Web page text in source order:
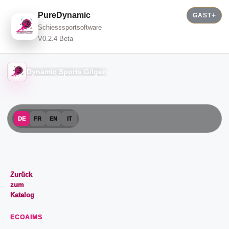
PureDynamic
Schiesssportsoftware
V0.2.4 Beta
GAST
Dynamic Sports Gilgen
DE FR EN IT
Zurück
zum
Katalog
ECOAIMS